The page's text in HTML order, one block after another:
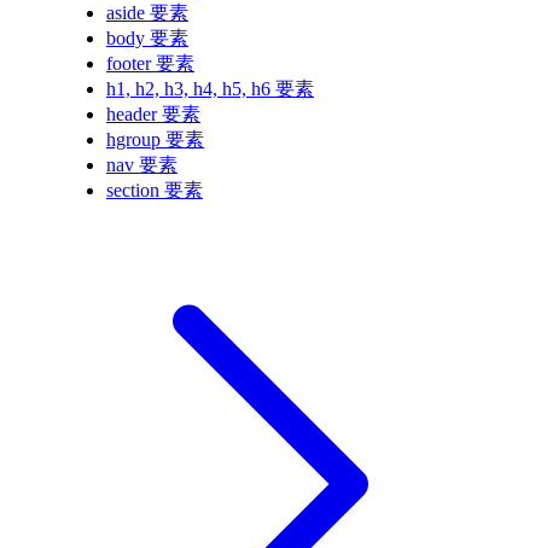
aside 要素
body 要素
footer 要素
h1, h2, h3, h4, h5, h6 要素
header 要素
hgroup 要素
nav 要素
section 要素